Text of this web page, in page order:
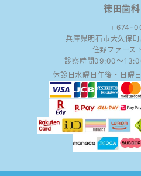
徳田歯
〒674-
兵庫県明石市大久保
住野ファース
09:00～
水曜日午後・日曜